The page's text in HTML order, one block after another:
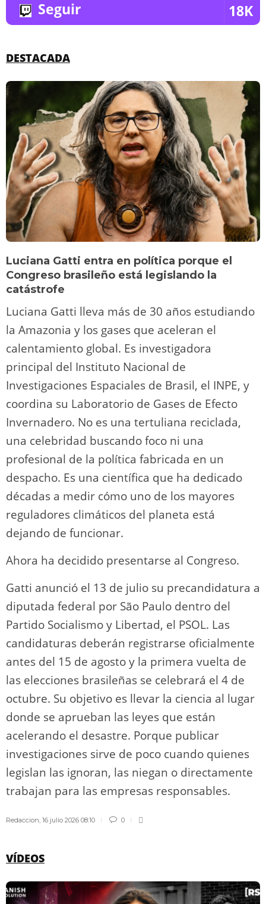
Seguir 18K
DESTACADA
Luciana Gatti entra en política porque el
Congreso brasileño está legislando la
catástrofe
Luciana Gatti lleva más de 30 años estudiando
la Amazonia y los gases que aceleran el
calentamiento global. Es investigadora
principal del Instituto Nacional de
Investigaciones Espaciales de Brasil, el INPE, y
coordina su Laboratorio de Gases de Efecto
Invernadero. No es una tertuliana reciclada,
una celebridad buscando foco ni una
profesional de la política fabricada en un
despacho. Es una científica que ha dedicado
décadas a medir cómo uno de los mayores
reguladores climáticos del planeta está
dejando de funcionar.
Ahora ha decidido presentarse al Congreso.
Gatti anunció el 13 de julio su precandidatura a
diputada federal por São Paulo dentro del
Partido Socialismo y Libertad, el PSOL. Las
candidaturas deberán registrarse oficialmente
antes del 15 de agosto y la primera vuelta de
las elecciones brasileñas se celebrará el 4 de
octubre. Su objetivo es llevar la ciencia al lugar
donde se aprueban las leyes que están
acelerando el desastre. Porque publicar
investigaciones sirve de poco cuando quienes
legislan las ignoran, las niegan o directamente
trabajan para las empresas responsables.
Redaccion, 16 julio 2026 08:10 0
VÍDEOS